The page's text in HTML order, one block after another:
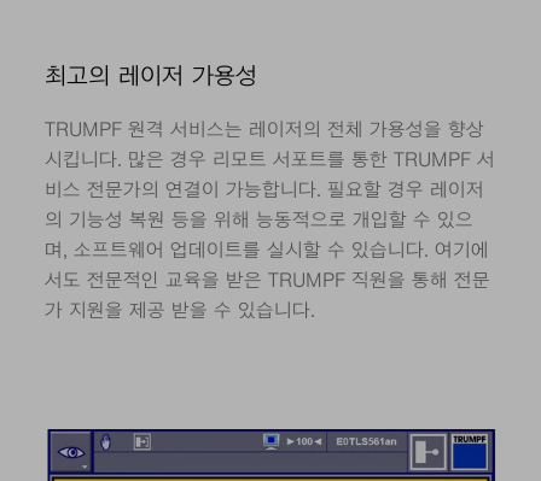
최고의 레이저 가용성
TRUMPF 원격 서비스는 레이저의 전체 가용성을 향상
시킵니다. 많은 경우 리모트 서포트를 통한 TRUMPF 서
비스 전문가의 연결이 가능합니다. 필요할 경우 레이저
의 기능성 복원 등을 위해 능동적으로 개입할 수 있으
며, 소프트웨어 업데이트를 실시할 수 있습니다. 여기에
서도 전문적인 교육을 받은 TRUMPF 직원을 통해 전문
가 지원을 제공 받을 수 있습니다.